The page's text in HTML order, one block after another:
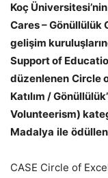
Koç
Cares – Gönüllülük
gelişim
Support of
düzenlenen Circle
Katılım /
Volunteerism)
Madalya ile
CASE Circle of